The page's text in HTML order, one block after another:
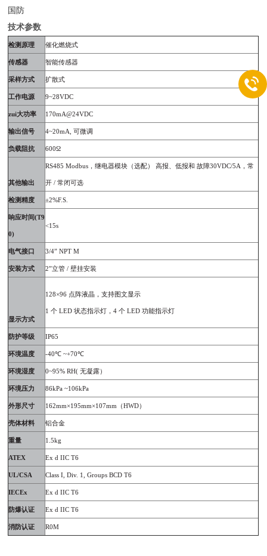
国防
技术参数
检测原理 催化燃烧式
传感器 智能传感器
采样方式 扩散式
工作电源 9~28VDC
zui大功率 170mA@24VDC
输出信号 4~20mA,可微调
负载阻抗 600Ω
其他输出
RS485 Modbus ，继电器模块（选配） 高报、低报和 故障30VDC/5A ，常
开/常闭可选
检测精度 ±2%F.S.
响应时间(T9
0)
<15s
电气接口 3/4”NPT M
安装方式 2”立管/壁挂安装
显示方式
128×96 点阵液晶，支持图文显示
1个LED状态指示灯，4个LED功能指示灯
防护等级 IP65
环境温度 -40℃~+70℃
环境湿度 0~95% RH(无凝露）
环境压力 86kPa ~106kPa
外形尺寸 162mm×195mm×107mm （HWD）
壳体材料 铝合金
重量 1.5kg
ATEX Ex d IIC T6
UL/CSA Class I, Div. 1, Groups BCD T6
IECEx Ex d IIC T6
防爆认证 Ex d IIC T6
消防认证 R0M